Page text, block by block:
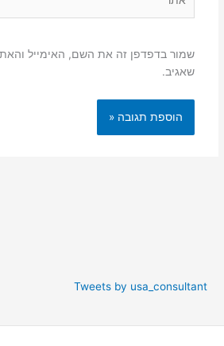
שמור בדפדפן זה את השם, האימייל
שאגיב.
Tweets by usa_consultant